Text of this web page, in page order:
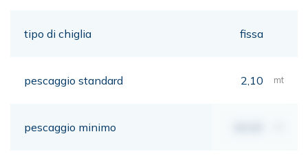
tipo di chiglia fissa
pescaggio standard 2,10 mt
pescaggio minimo